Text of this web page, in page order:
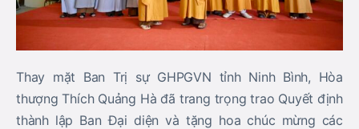
Thay mặt Ban Trị sự GHPGVN tỉnh Ninh Bình, Hòa
thượng Thích Quảng Hà đã trang trọng trao Quyết định
thành lập Ban Đại diện và tặng hoa chúc mừng các